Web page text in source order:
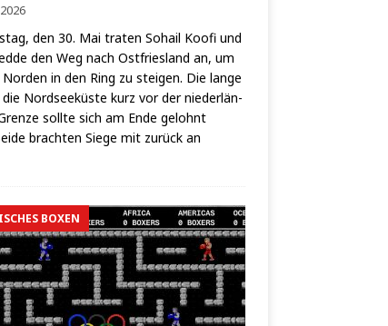
den 30. Mai tra­ten Sohail Koo­fi und
den Weg nach Ost­fries­land an, um
in den Ring zu stei­gen. Die lan­ge
Nord­see­küs­te kurz vor der nie­der­län­
soll­te sich am Ende gelohnt
brach­ten Sie­ge mit zurück an
BOXEN